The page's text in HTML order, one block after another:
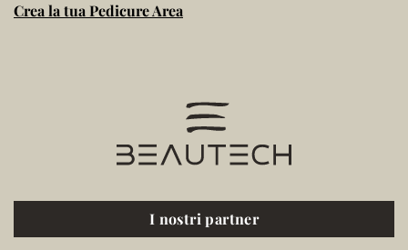
Crea la tua Pedicure Area
I nostri partner